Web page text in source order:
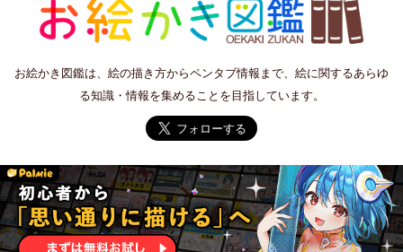
お絵かき図鑑は、絵の描き方からペンタブ情報まで、絵に関するあらゆ
る知識・情報を集めることを目指しています。